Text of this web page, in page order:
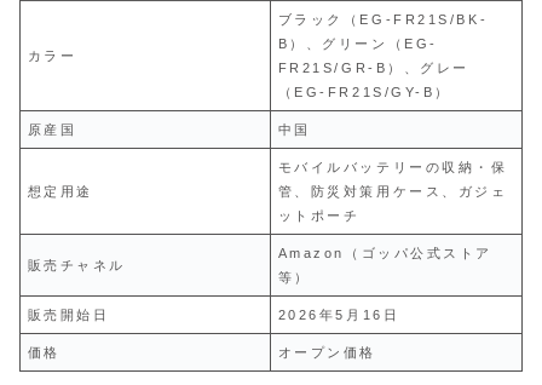
カラー
ブラック（EG-FR21S/BK-
B）、グリーン（EG-
FR21S/GR-B）、グレー
（EG-FR21S/GY-B）
原産国 中国
想定用途
モバイルバッテリーの収納・保
管、防災対策用ケース、ガジェ
ットポーチ
販売チャネル
Amazon（ゴッパ公式ストア
等）
販売開始日 2026年5月16日
価格 オープン価格